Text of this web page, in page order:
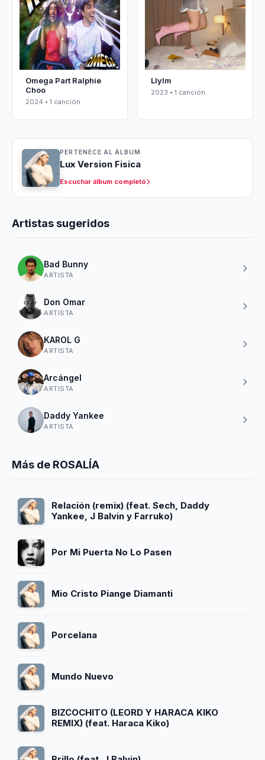
Omega Part Ralphie
Choo
2024 • 1 canción
Llylm
2023 • 1 canción
PERTENECE AL ÁLBUM
Lux Version Fisica
Escuchar álbum completó
Artistas sugeridos
Bad Bunny
ARTISTA
Don Omar
ARTISTA
KAROL G
ARTISTA
Arcángel
ARTISTA
Daddy Yankee
ARTISTA
Más de ROSALÍA
Relación (remix) (feat. Sech, Daddy
Yankee, J Balvin y Farruko)
Por Mi Puerta No Lo Pasen
Mio Cristo Piange Diamanti
Porcelana
Mundo Nuevo
BIZCOCHITO (LEORD Y HARACA KIKO
REMIX) (feat. Haraca Kiko)